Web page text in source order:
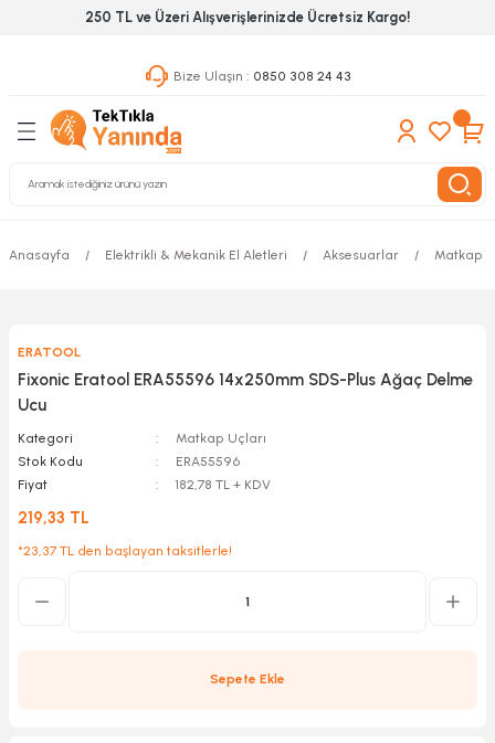
250 TL ve Üzeri Alışverişlerinizde Ücretsiz Kargo!
Bize Ulaşın : 0850 308 24 43
Geri Dön
Geri Dön
& Nalburiye
Grubu
Dolapları
Aletleri
Geri Dön
Anasayfa Elektrikli & Mekanik El Aletleri Aksesuarlar Matkap
ERATOOL
Fixonic Eratool ERA55596 14x250mm SDS-Plus Ağaç Delme
Ucu
Kategori
Matkap Uçları
Stok Kodu
ERA55596
Fiyat
182,78 TL + KDV
219,33 TL
*23,37 TL den başlayan taksitlerle!
Sepete Ekle